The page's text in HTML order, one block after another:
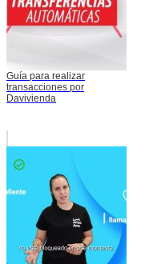
Guía para realizar
transacciones por
Davivienda